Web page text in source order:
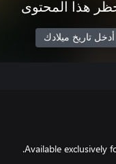
هذا المحتوى
أدخل تاريخ ميلادك